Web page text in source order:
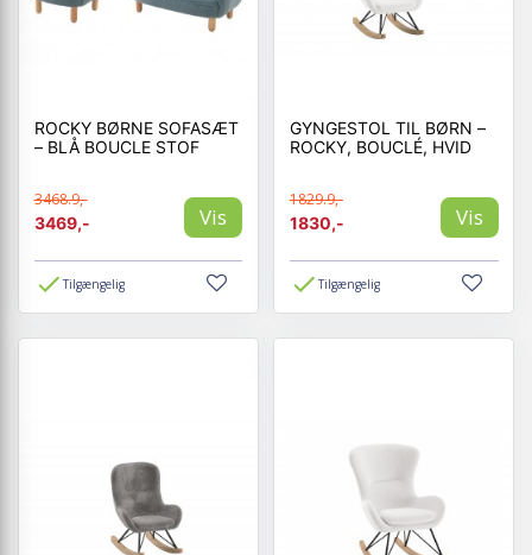
ROCKY BØRNE SOFASÆT
– BLÅ BOUCLE STOF
3468.9,-
3469,-
Vis
Tilgængelig
GYNGESTOL TIL BØRN –
ROCKY, BOUCLÉ, HVID
1829.9,-
1830,-
Vis
Tilgængelig